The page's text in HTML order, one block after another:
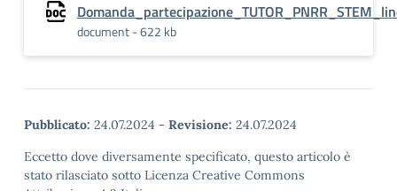
document - 622 kb
Pubblicato: 24.07.2024 - Revisione: 24.07.2024
Eccetto dove diversamente specificato, questo articolo è
stato rilasciato sotto Licenza Creative Commons